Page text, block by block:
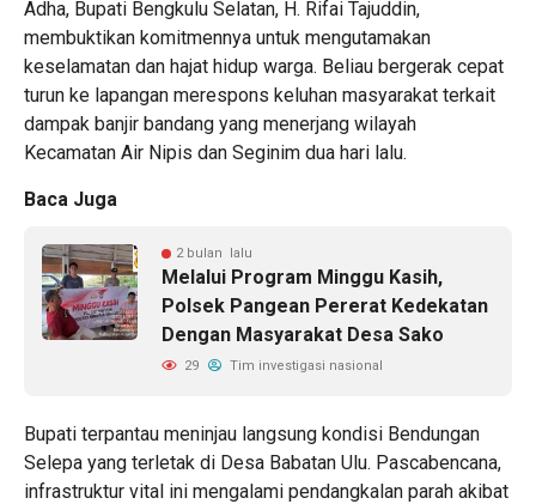
Adha, Bupati Bengkulu Selatan, H. Rifai Tajuddin,
membuktikan komitmennya untuk mengutamakan
keselamatan dan hajat hidup warga. Beliau bergerak cepat
turun ke lapangan merespons keluhan masyarakat terkait
dampak banjir bandang yang menerjang wilayah
Kecamatan Air Nipis dan Seginim dua hari lalu.
Baca Juga
2 bulan lalu
Melalui Program Minggu Kasih,
Polsek Pangean Pererat Kedekatan
Dengan Masyarakat Desa Sako
29 Tim investigasi nasional
Bupati terpantau meninjau langsung kondisi Bendungan
Selepa yang terletak di Desa Babatan Ulu. Pascabencana,
infrastruktur vital ini mengalami pendangkalan parah akibat